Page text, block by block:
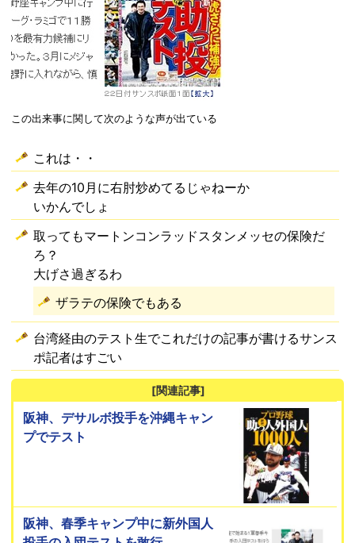
この出来事に関して次のような声が出ている
これは・・
去年の10月に右肘炒めてるじゃねーか
いかんでしょ
取ってもマートンコンラッドスタンメッセの保険だ
ろ？
大げさ過ぎるわ
ザラテの保険でもある
台湾経由のテスト生でこれだけの記事が書けるサンス
ポ記者はすごい
[関連記事]
阪神、デサルボ投手を沖縄キャン
プでテスト
阪神、春季キャンプ中に新外国人